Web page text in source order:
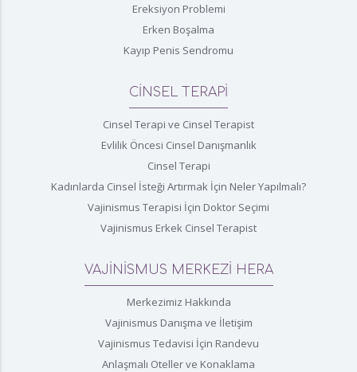
Ereksiyon Problemi
Erken Boşalma
Kayıp Penis Sendromu
CİNSEL TERAPİ
Cinsel Terapi ve Cinsel Terapist
Evlilik Öncesi Cinsel Danışmanlık
Cinsel Terapi
Kadınlarda Cinsel İsteği Artırmak İçin Neler Yapılmalı?
Vajinismus Terapisi İçin Doktor Seçimi
Vajinismus Erkek Cinsel Terapist
VAJİNİSMUS MERKEZİ HERA
Merkezimiz Hakkında
Vajinismus Danışma ve İletişim
Vajinismus Tedavisi İçin Randevu
Anlaşmalı Oteller ve Konaklama